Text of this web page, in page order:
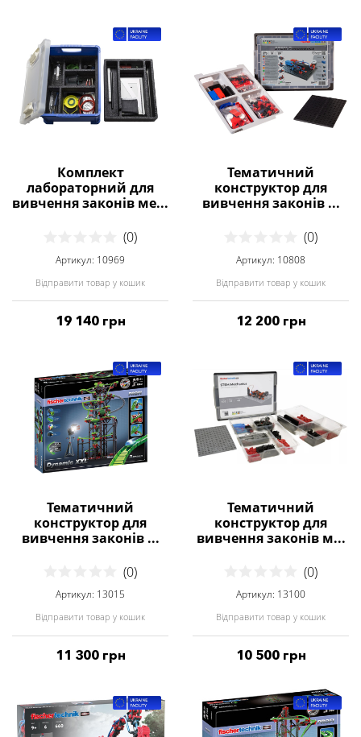
Комплект
лабораторний для
вивчення законів ме...
(0)
Артикул: 10969
Відправити товар у кошик
19 140 грн
Тематичний
конструктор для
вивчення законів ...
(0)
Артикул: 10808
Відправити товар у кошик
12 200 грн
Тематичний
конструктор для
вивчення законів ...
(0)
Артикул: 13015
Відправити товар у кошик
11 300 грн
Тематичний
конструктор для
вивчення законів м...
(0)
Артикул: 13100
Відправити товар у кошик
10 500 грн